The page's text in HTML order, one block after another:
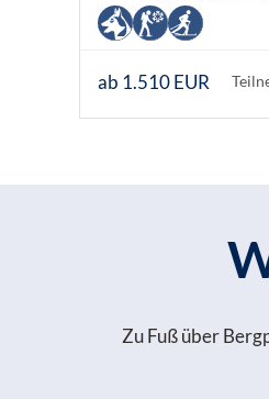
ab 1.510 EUR
Zu Fuß über